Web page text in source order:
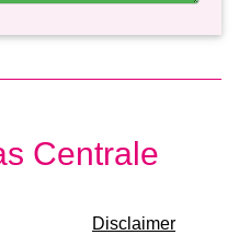
Centrale
Disclaimer